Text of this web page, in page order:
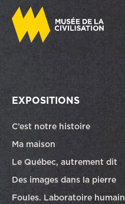
EXPOSITIONS
C’est notre histoire
Ma maison
Le Québec, autrement dit
Des images dans la pierre
Foules. Laboratoire humain